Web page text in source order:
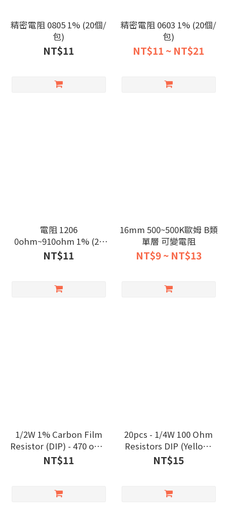
精密電阻 0805 1% (20個/
包)
NT$11
精密電阻 0603 1% (20個/
包)
NT$11 ~ NT$21
電阻 1206
0ohm~910ohm 1% (20
個/包)
NT$11
16mm 500~500K歐姆 B類
單層 可變電阻
NT$9 ~ NT$13
1/2W 1% Carbon Film
Resistor (DIP) - 470 ohm
(10pcs/pack)
NT$11
20pcs - 1/4W 100 Ohm
Resistors DIP (Yellow)
MIT
NT$15